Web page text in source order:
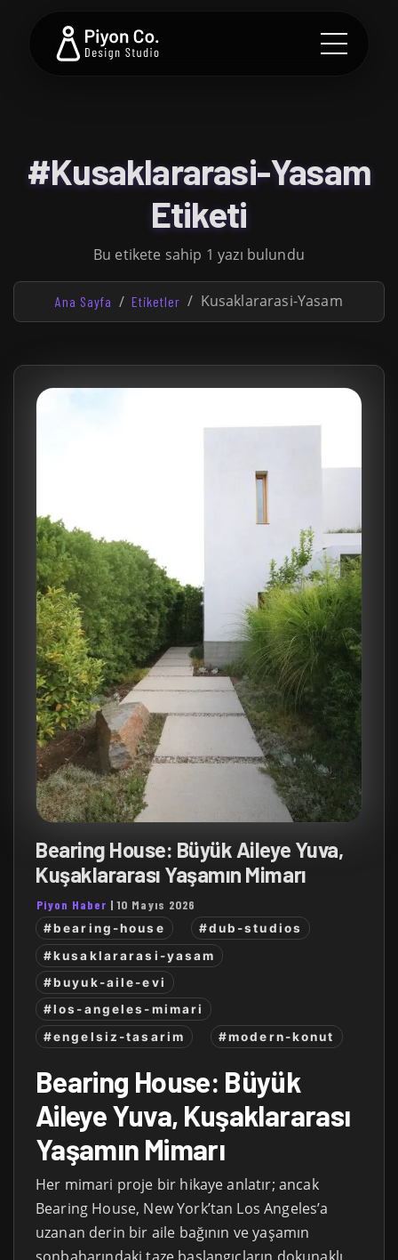
#Kusaklararasi-Yasam
Etiketi
Bu etikete sahip 1 yazı bulundu
Ana Sayfa Etiketler Kusaklararasi-Yasam
Bearing House: Büyük Aileye Yuva,
Kuşaklararası Yaşamın Mimarı
Piyon Haber |10 Mayıs 2026
#bearing-house
#dub-studios
#kusaklararasi-yasam
#buyuk-aile-evi
#los-angeles-mimari
#engelsiz-tasarim
#modern-konut
Bearing House: Büyük
Aileye Yuva, Kuşaklararası
Yaşamın Mimarı
Her mimari proje bir hikaye anlatır; ancak
Bearing House, New York’tan Los Angeles’a
uzanan derin bir aile bağının ve yaşamın